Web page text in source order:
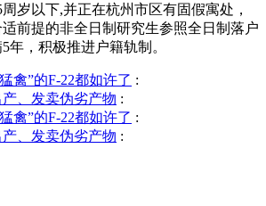
岁以下,并正在杭州市区有固假寓处，
前提的非全日制研究生参照全日制落户
年，积极推进户籍轨制。
禽”的F-22都如许了 :
、发卖伪劣产物 :
禽”的F-22都如许了 :
、发卖伪劣产物 :